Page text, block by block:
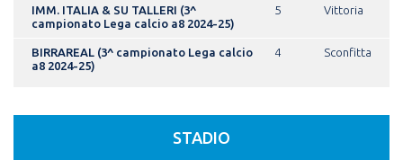
IMM. ITALIA & SU TALLERI (3^
campionato Lega calcio a8 2024-25)
5 Vittoria
BIRRAREAL (3^ campionato Lega calcio
a8 2024-25)
4 Sconfitta
STADIO